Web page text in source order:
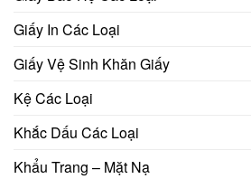
Giấy In Các Loại
Giấy Vệ Sinh Khăn Giấy
Kệ Các Loại
Khắc Dấu Các Loại
Khẩu Trang – Mặt Nạ